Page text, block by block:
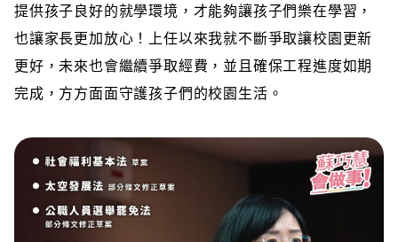
提供孩子良好的就學環境，才能夠讓孩子們樂在學習，
也讓家長更加放心！上任以來我就不斷爭取讓校園更新
更好，未來也會繼續爭取經費，並且確保工程進度如期
完成，方方面面守護孩子們的校園生活。